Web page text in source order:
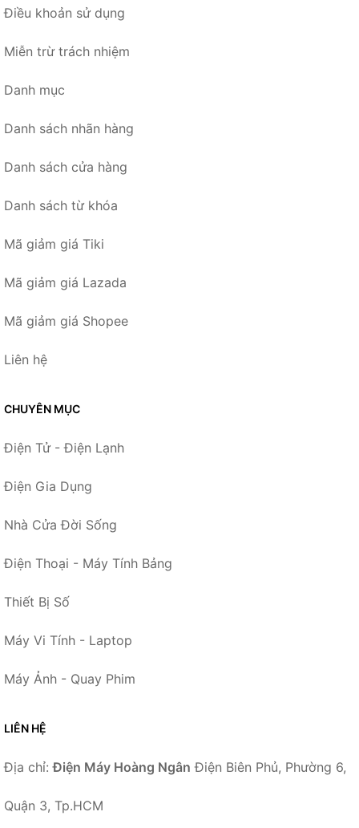
Điều khoản sử dụng
Miễn trừ trách nhiệm
Danh mục
Danh sách nhãn hàng
Danh sách cửa hàng
Danh sách từ khóa
Mã giảm giá Tiki
Mã giảm giá Lazada
Mã giảm giá Shopee
Liên hệ
CHUYÊN MỤC
Điện Tử - Điện Lạnh
Điện Gia Dụng
Nhà Cửa Đời Sống
Điện Thoại - Máy Tính Bảng
Thiết Bị Số
Máy Vi Tính - Laptop
Máy Ảnh - Quay Phim
LIÊN HỆ
Địa chỉ:Điện Máy Hoàng Ngân Điện Biên Phủ, Phường 6,
Quận 3, Tp.HCM